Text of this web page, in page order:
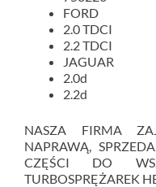
FORD
2.0 TDCI
2.2 TDCI
JAGUAR
2.0d
2.2d
NASZA FIRMA
NAPRAWĄ,
CZĘŚCI DO
TURBOSPRĘŻAREK